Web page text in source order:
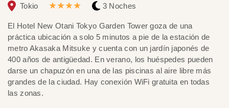
Tokio ★★★★ 3 Noches
El Hotel New Otani Tokyo Garden Tower goza de una
práctica ubicación a solo 5 minutos a pie de la estación de
metro Akasaka Mitsuke y cuenta con un jardín japonés de
400 años de antigüedad. En verano, los huéspedes pueden
darse un chapuzón en una de las piscinas al aire libre más
grandes de la ciudad. Hay conexión WiFi gratuita en todas
las zonas.